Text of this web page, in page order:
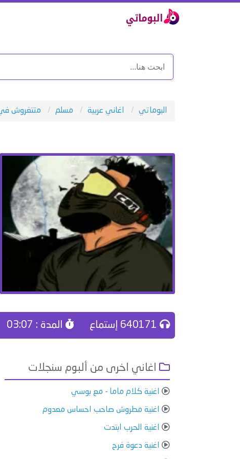
البوماتي اغاني عربية مسلم متتغروش في
المدة : 03:07
اغاني اخرى من ألبوم سنجلات
اغنية كلام ماما - مع بوسي
اغنية مطروش صاحب احساس معدوم
اغنية الحرب ابتدت
اغنية دعوة فرح